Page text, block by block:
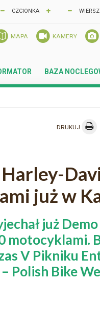
CZCIONKA
MAPA KAMERY
BAZA
DRUKUJ
już w
już
motocyklami.
V Pikniku
Polish Bike